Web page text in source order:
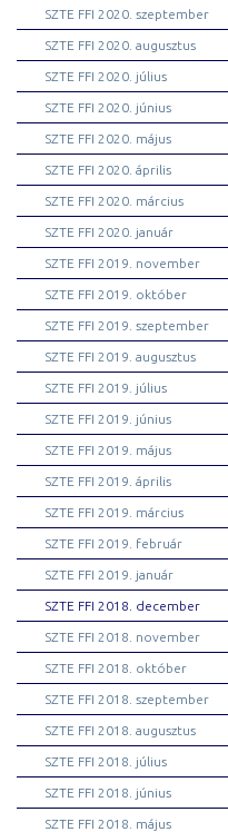
SZTE FFI 2020. szeptember
SZTE FFI 2020. augusztus
SZTE FFI 2020. július
SZTE FFI 2020. június
SZTE FFI 2020. május
SZTE FFI 2020. április
SZTE FFI 2020. március
SZTE FFI 2020. január
SZTE FFI 2019. november
SZTE FFI 2019. október
SZTE FFI 2019. szeptember
SZTE FFI 2019. augusztus
SZTE FFI 2019. július
SZTE FFI 2019. június
SZTE FFI 2019. május
SZTE FFI 2019. április
SZTE FFI 2019. március
SZTE FFI 2019. február
SZTE FFI 2019. január
SZTE FFI 2018. december
SZTE FFI 2018. november
SZTE FFI 2018. október
SZTE FFI 2018. szeptember
SZTE FFI 2018. augusztus
SZTE FFI 2018. július
SZTE FFI 2018. június
SZTE FFI 2018. május